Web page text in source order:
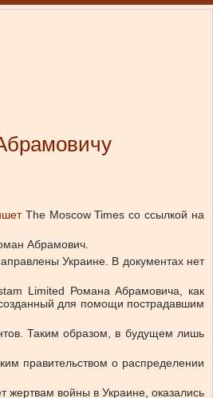
The Moscow Times со ссылкой на
Абрамович.
Украине. В документах нет
Limited Романа Абрамовича, как
для помощи пострадавшим
Таким образом, в будущем лишь
правительством о распределении
жертвам войны в Украине, оказались